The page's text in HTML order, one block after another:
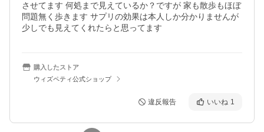
させてます 何処まで見えているか？ですが 家も散歩もほぼ
問題無く歩きます サプリの効果は本人しか分かりませんが
少しでも見えてくれたらと思ってます
購入したストア
ウィズペティ公式ショップ
違反報告 いいね 1